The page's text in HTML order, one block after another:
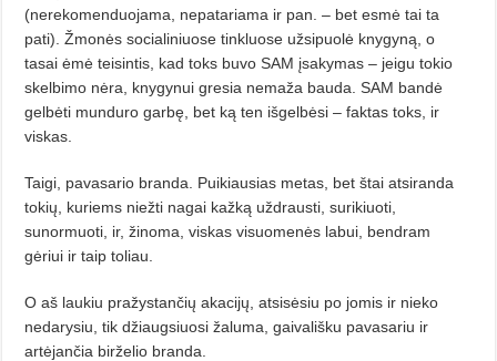
(nerekomenduojama, nepatariama ir pan. – bet esmė tai ta
pati). Žmonės socialiniuose tinkluose užsipuolė knygyną, o
tasai ėmė teisintis, kad toks buvo SAM įsakymas – jeigu tokio
skelbimo nėra, knygynui gresia nemaža bauda. SAM bandė
gelbėti munduro garbę, bet ką ten išgelbėsi – faktas toks, ir
viskas.
Taigi, pavasario branda. Puikiausias metas, bet štai atsiranda
tokių, kuriems niežti nagai kažką uždrausti, surikiuoti,
sunormuoti, ir, žinoma, viskas visuomenės labui, bendram
gėriui ir taip toliau.
O aš laukiu pražystančių akacijų, atsisėsiu po jomis ir nieko
nedarysiu, tik džiaugsiuosi žaluma, gaivališku pavasariu ir
artėjančia birželio branda.